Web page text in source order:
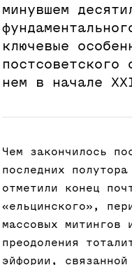
минувшем
ключевые
постсоветского
нем в начале
Чем закончилось
последних
отметили конец
«ельцинского»,
массовых митингов
преодоления
эйфории,